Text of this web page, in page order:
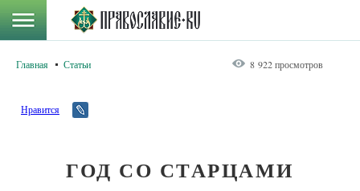
Главная Статьи 8 922 просмотров
Нравится
ГОД СО СТАРЦАМИ